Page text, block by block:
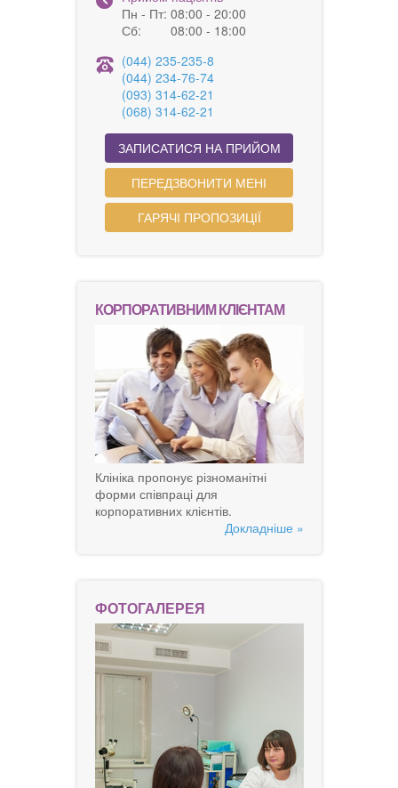
Пн - Пт: 08:00 - 20:00
Сб:
08:00 - 18:00
(044) 235-235-8
(044) 234-76-74
(093) 314-62-21
(068) 314-62-21
ЗАПИСАТИСЯ НА ПРИЙОМ
ПЕРЕДЗВОНИТИ МЕНІ
ГАРЯЧІ ПРОПОЗИЦІЇ
КОРПОРАТИВНИМ КЛІЄНТАМ
Клініка пропонує різноманітні
форми співпраці для
корпоративних клієнтів.
Докладніше »
ФОТОГАЛЕРЕЯ